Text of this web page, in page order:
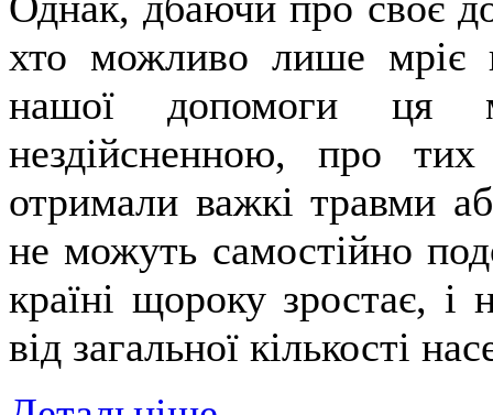
хто можливо лише мріє
нашої допомоги ця
нездійсненною, про
отримали важкі травми
не можуть самостійно
країні щороку зростає, і
від загальної кількості